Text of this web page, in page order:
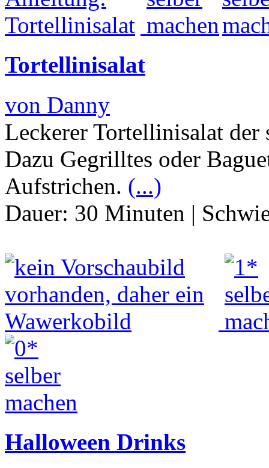
Tortellinisalat
von Danny
Leckerer Tortellinisalat der
Dazu Gegrilltes oder
Aufstrichen. (...)
Dauer: 30 Minuten |
Halloween Drinks